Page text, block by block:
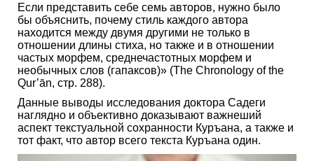
Если представить себе семь авторов, нужно было
бы объяснить, почему стиль каждого автора
находится между двумя другими не только в
отношении длины стиха, но также и в отношении
частых морфем, среднечастотных морфем и
необычных слов (гапаксов)» (The Chronology of the
Qur’ān, стр. 288).
Данные выводы исследования доктора Садеги
наглядно и объективно доказывают важнеший
аспект текстуальной сохранности Куръана, а также и
тот факт, что автор всего текста Куръана один.